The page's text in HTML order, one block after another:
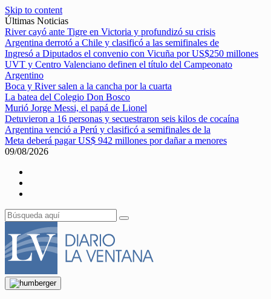
Skip to content
Últimas Noticias
River cayó ante Tigre en Victoria y profundizó su crisis
Argentina derrotó a Chile y clasificó a las semifinales de
Ingresó a Diputados el convenio con Vicuña por US$250 millones
UVT y Centro Valenciano definen el título del Campeonato
Argentino
Boca y River salen a la cancha por la cuarta
La batea del Colegio Don Bosco
Murió Jorge Messi, el papá de Lionel
Detuvieron a 16 personas y secuestraron seis kilos de cocaína
Argentina venció a Perú y clasificó a semifinales de la
Meta deberá pagar US$ 942 millones por dañar a menores
09/08/2026